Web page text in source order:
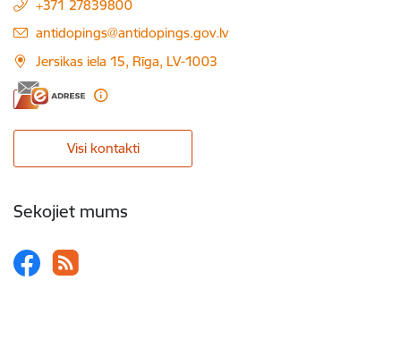
+371 27839800
E-pasts:
antidopings@antidopings.gov.lv
Jersikas iela 15, Rīga, LV-1003
Visi kontakti
Sekojiet mums